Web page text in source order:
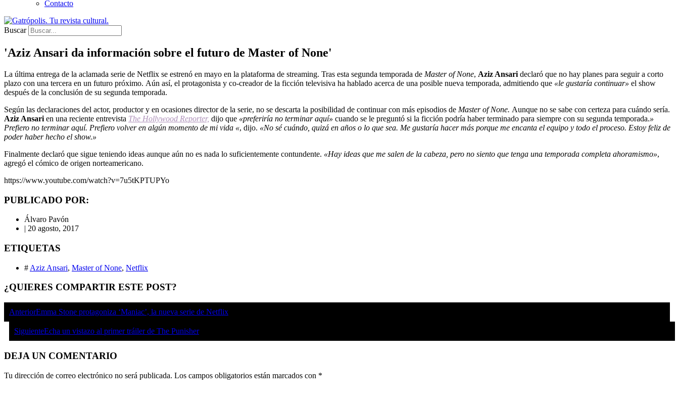
Contacto
Buscar
'Aziz Ansari da información sobre el futuro de Master of None'
La última entrega de la aclamada serie de Netflix se estrenó en mayo en la plataforma de streaming. Tras esta segunda temporada de Master of None, Aziz Ansari declaró que no hay planes para seguir a corto
plazo con una tercera en un futuro próximo. Aún así, el protagonista y co-creador de la ficción televisiva ha hablado acerca de una posible nueva temporada, admitiendo que «le gustaría continuar» el show
después de la conclusión de su segunda temporada.
Según las declaraciones del actor, productor y en ocasiones director de la serie, no se descarta la posibilidad de continuar con más episodios de Master of None. Aunque no se sabe con certeza para cuándo sería.
Aziz Ansari en una reciente entrevista The Hollywood Reporter, dijo que «preferiría no terminar aquí» cuando se le preguntó si la ficción podría haber terminado para siempre con su segunda temporada.»
Prefiero no terminar aquí. Prefiero volver en algún momento de mi vida «, dijo. «No sé cuándo, quizá en años o lo que sea. Me gustaría hacer más porque me encanta el equipo y todo el proceso. Estoy feliz de
poder haber hecho el show.»
Finalmente declaró que sigue teniendo ideas aunque aún no es nada lo suficientemente contundente. «Hay ideas que me salen de la cabeza, pero no siento que tenga una temporada completa ahoramismo»,
agregó el cómico de origen norteamericano.
https://www.youtube.com/watch?v=7u5tKPTUPYo
PUBLICADO POR:
Álvaro Pavón
| 20 agosto, 2017
ETIQUETAS
# Aziz Ansari, Master of None, Netflix
¿QUIERES COMPARTIR ESTE POST?
AnteriorEmma Stone protagoniza ‘Maniac’, la nueva serie de Netflix
SiguienteEcha un vistazo al primer tráiler de The Punisher
DEJA UN COMENTARIO
Tu dirección de correo electrónico no será publicada. Los campos obligatorios están marcados con *